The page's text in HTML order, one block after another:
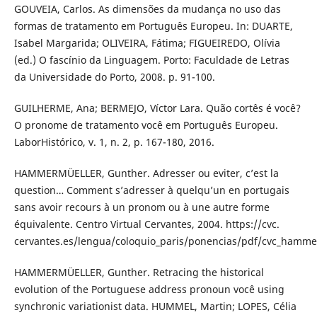
GOUVEIA, Carlos. As dimensões da mudança no uso das
formas de tratamento em Português Europeu. In: DUARTE,
Isabel Margarida; OLIVEIRA, Fátima; FIGUEIREDO, Olívia
(ed.) O fascínio da Linguagem. Porto: Faculdade de Letras
da Universidade do Porto, 2008. p. 91-100.
GUILHERME, Ana; BERMEJO, Víctor Lara. Quão cortês é você?
O pronome de tratamento você em Português Europeu.
LaborHistórico, v. 1, n. 2, p. 167-180, 2016.
HAMMERMÜELLER, Gunther. Adresser ou eviter, c’est la
question… Comment s’adresser à quelqu’un en portugais
sans avoir recours à un pronom ou à une autre forme
équivalente. Centro Virtual Cervantes, 2004. https://cvc.
cervantes.es/lengua/coloquio_paris/ponencias/pdf/
HAMMERMÜELLER, Gunther. Retracing the historical
evolution of the Portuguese address pronoun você using
synchronic variationist data. HUMMEL, Martin; LOPES, Célia